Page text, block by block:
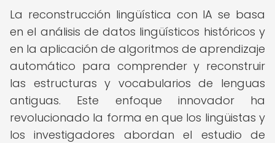
La reconstrucción lingüística con IA se basa
en el análisis de datos lingüísticos históricos y
en la aplicación de algoritmos de aprendizaje
automático para comprender y reconstruir
las estructuras y vocabularios de lenguas
antiguas. Este enfoque innovador ha
revolucionado la forma en que los lingüistas y
los investigadores abordan el estudio de